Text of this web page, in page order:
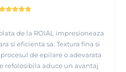
de la ROIAL impresioneaza
si eficienta sa. Textura fina si
de epilare o adevarata
refolosibila aduce un avantaj